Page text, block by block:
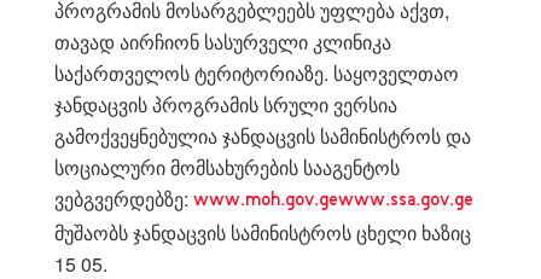
პროგრამის მოსარგებლეებს უფლება აქვთ,
თავად აირჩიონ სასურველი კლინიკა
საქართველოს ტერიტორიაზე. საყოველთაო
ჯანდაცვის პროგრამის სრული ვერსია
გამოქვეყნებულია ჯანდაცვის სამინისტროს და
სოციალური მომსახურების სააგენტოს
ვებგვერდებზე: www.moh.gov.gewww.ssa.gov.ge
მუშაობს ჯანდაცვის სამინისტროს ცხელი ხაზიც
15 05.